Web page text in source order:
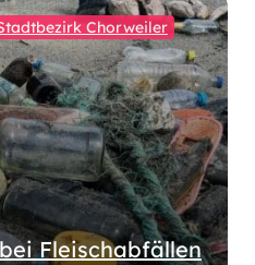
Chorweiler
Fleischabfällen